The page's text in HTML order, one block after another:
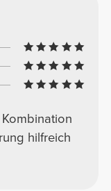
hilfreich